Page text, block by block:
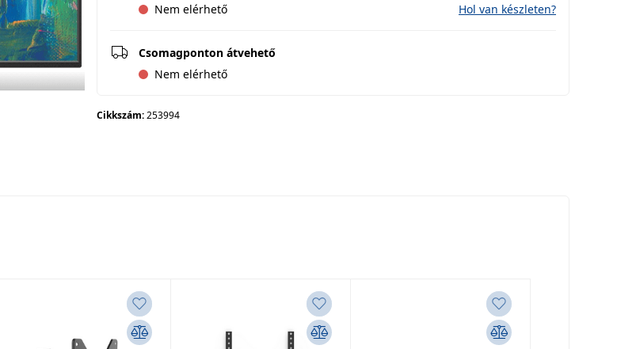
Nem elérhető
Hol van készleten?
Csomagponton átvehető
Nem elérhető
Cikkszám:253994